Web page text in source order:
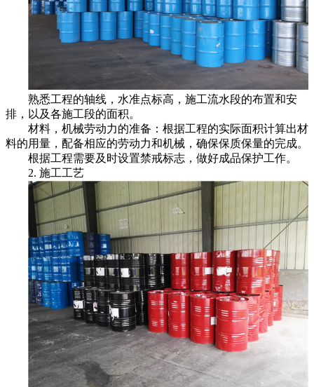
熟悉工程的轴线，水准点标高，施工流水段的布置和安
排，以及各施工段的面积。
材料，机械劳动力的准备：根据工程的实际面积计算出材
料的用量，配备相应的劳动力和机械，确保保质保量的完成。
根据工程需要及时设置禁戒标志，做好成品保护工作。
2. 施工工艺